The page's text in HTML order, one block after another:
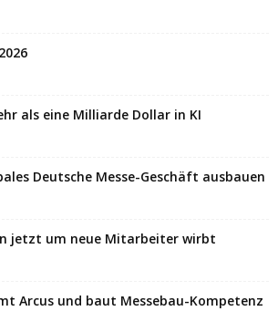
als eine Milliarde Dollar in KI
Deutsche Messe-Geschäft ausbauen
jetzt um neue Mitarbeiter wirbt
Arcus und baut Messebau-Kompetenz